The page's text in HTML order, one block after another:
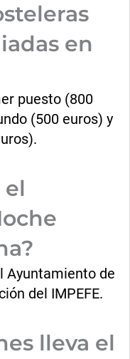
en
puesto (800
(500 euros) y
el
Ayuntamiento de
del IMPEFE.
lleva el